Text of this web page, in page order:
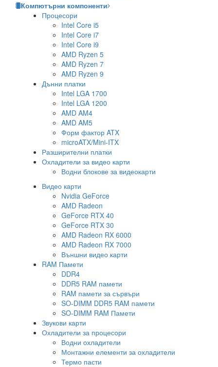
Компютърни компоненти
Процесори
Intel Core i5
Intel Core i7
Intel Core i9
AMD Ryzen 5
AMD Ryzen 7
AMD Ryzen 9
Дънни платки
Intel LGA 1700
Intel LGA 1200
AMD AM4
AMD AM5
Форм фактор ATX
microATX/Mini-ITX
Разширителни платки
Охладители за видео карти
Водни блокове за видеокарти
Видео карти
Nvidia GeForce
AMD Radeon
GeForce RTX 40
GeForce RTX 30
AMD Radeon RX 6000
AMD Radeon RX 7000
Външни видео карти
RAM Памети
DDR4
DDR5 RAM памети
RAM памети за сървъри
SO-DIMM DDR5 RAM памети
SO-DIMM RAM Памети
Звукови карти
Охладители за процесори
Водни охладители
Монтажни елементи за охладители
Термо пасти